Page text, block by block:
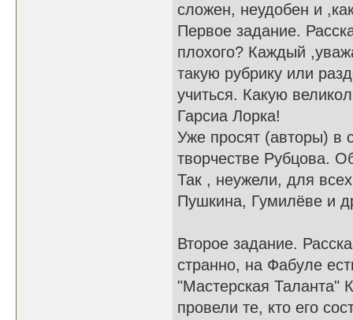
сложен, неудобен и
Первое задание.
плохого? Каждый
такую рубрику или
учиться. Какую
Гарсиа Лорка!
Уже просят (авторы) в
творчестве Рубцова.
Так , неужели, для
Пушкина, Гумилёве и
Второе задание.
странно, на Фабуле
"Мастерская Таланта"
провели те, кто его